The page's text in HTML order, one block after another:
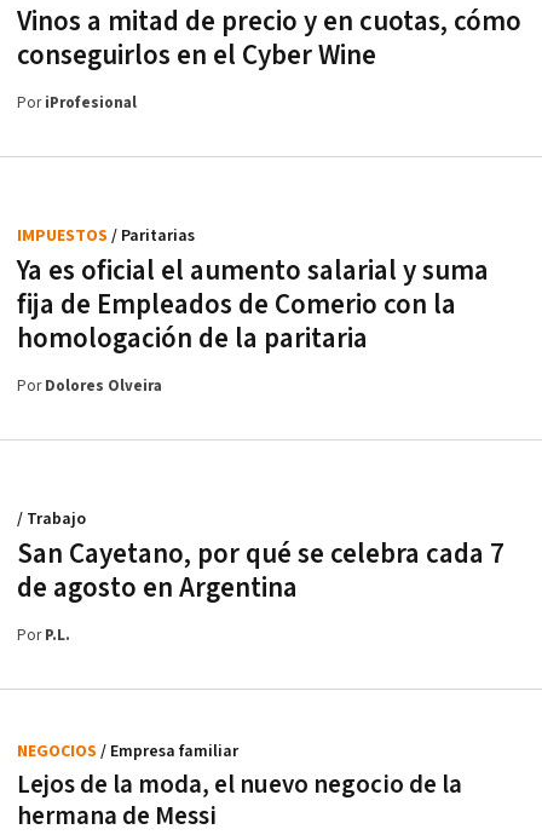
Vinos a mitad de precio y en cuotas, cómo
conseguirlos en el Cyber Wine
PoriProfesional
Ya es oficial el aumento salarial y suma
fija de Empleados de Comerio con la
homologación de la paritaria
IMPUESTOS / Paritarias
PorDolores Olveira
San Cayetano, por qué se celebra cada 7
de agosto en Argentina
/ Trabajo
PorP.L.
Lejos de la moda, el nuevo negocio de la
hermana de Messi
NEGOCIOS / Empresa familiar